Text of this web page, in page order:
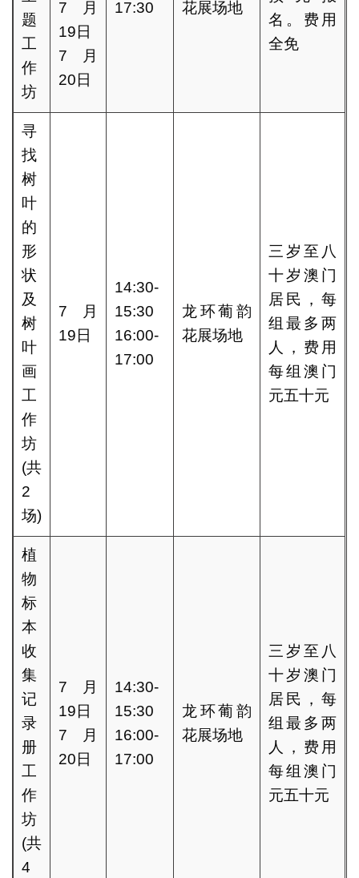
题
工
作
坊
7月
19日
7月
20日
17:30
花展场地
名。费用
全免
寻
找
树
叶
的
形
状
及
树
叶
画
工
作
坊
(共
2
场)
7月
19日
14:30-
15:30
16:00-
17:00
龙环葡韵
花展场地
三岁至八
十岁澳门
居民，每
组最多两
人，费用
每组澳门
元五十元
植
物
标
本
收
集
记
录
册
工
作
坊
(共
4
7月
19日
7月
20日
14:30-
15:30
16:00-
17:00
龙环葡韵
花展场地
三岁至八
十岁澳门
居民，每
组最多两
人，费用
每组澳门
元五十元